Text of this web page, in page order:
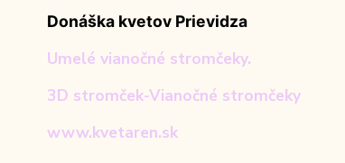
Donáška kvetov Prievidza
Umelé vianočné stromčeky.
3D stromček-Vianočné stromčeky
www.kvetaren.sk